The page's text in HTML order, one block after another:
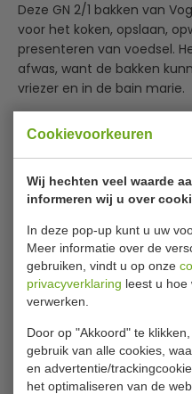
Cookievoorkeuren
Wij hechten veel waarde
informeren wij u over
In deze pop-up kunt u uw
Meer informatie over de
gebruiken, vindt u op onze
privacyverklaring leest u hoe
verwerken.
Door op "Akkoord" te
gebruik van alle cookies,
en advertentie/
het optimaliseren van de
Deze GN 2/1 bakken van
voor het koken, opslaan,
presenteren van voedsel.
afwas, want de bakken
vriezer en in de bain marie.
Merk: Vogue
Materiaal: RVS
Dikte materiaal: 0,8mm
Lees
Model
GN
Inhoud
Materiaal